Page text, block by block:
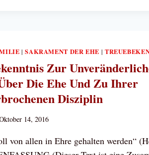
GESCHIEDENE
|SAKRAMENT DER EHE |
Zur
Die Ehe Und Zu Ihrer
Disziplin
14, 2016
von allen in Ehre gehalten werden“